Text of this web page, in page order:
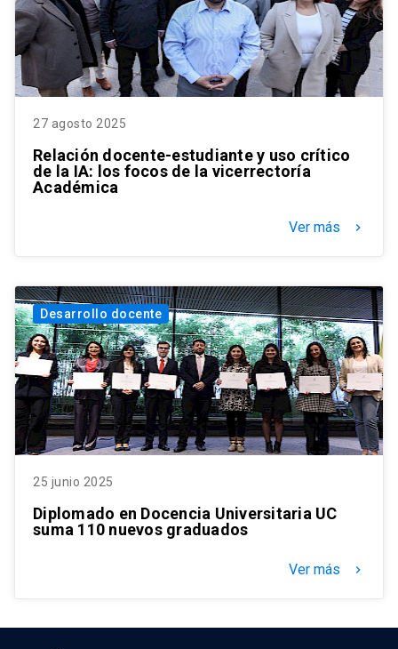
27 agosto 2025
Relación docente-estudiante y uso crítico
de la IA: los focos de la vicerrectoría
Académica
Ver más keyboard_arrow_right
Desarrollo docente
25 junio 2025
Diplomado en Docencia Universitaria UC
suma 110 nuevos graduados
Ver más keyboard_arrow_right